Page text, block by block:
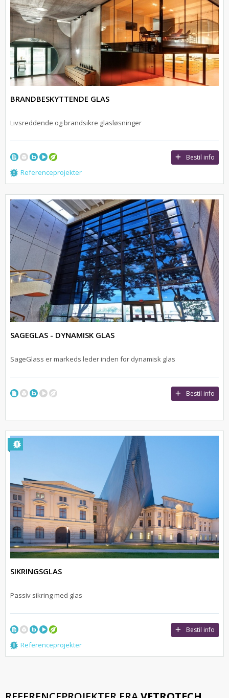
BRANDBESKYTTENDE GLAS
Livsreddende og brandsikre glasløsninger
Bestil info
Referenceprojekter
SAGEGLAS - DYNAMISK GLAS
SageGlass er markeds leder inden for dynamisk glas
Bestil info
SIKRINGSGLAS
Passiv sikring med glas
Bestil info
Referenceprojekter